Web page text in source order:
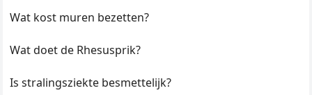
Wat kost muren bezetten?
Wat doet de Rhesusprik?
Is stralingsziekte besmettelijk?